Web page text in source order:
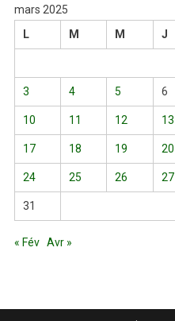
mars 2025
L
M M J
3 4 5 6
10 11 12 13
17 18 19 20
24 25 26 27
31
« Fév Avr »